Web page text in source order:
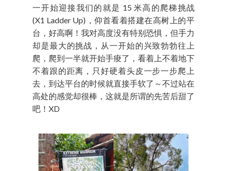
一开始迎接我们的就是 15 米高的爬梯挑战
(X1 Ladder Up)，仰首看着搭建在高树上的平
台，好高啊！我对高度没有特别恐惧，但手力
却是最大的挑战，从一开始的兴致勃勃往上
爬，爬到一半就开始手痠了，看着上不着地下
不着跟的距离，只好硬着头皮一步一步爬上
去，到达平台的时候就直接手软了～不过站在
高处的感觉却很棒，这就是所谓的先苦后甜了
吧！XD